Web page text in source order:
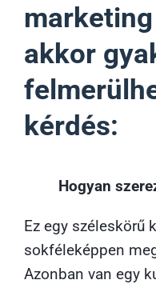
akkor
kérdés:
Hogyan
Ez egy széleskörű
sokféleképpen
Azonban van egy